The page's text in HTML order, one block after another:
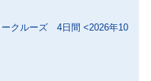
クルーズ 4日間 <2026年10